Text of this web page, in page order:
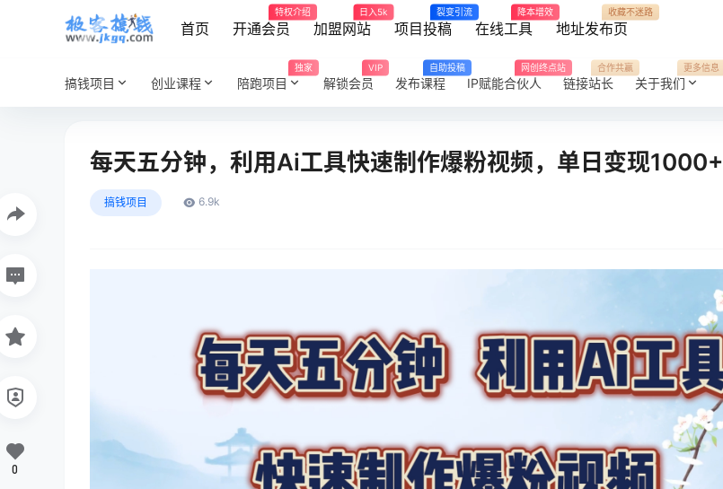
首页 开通会员
特权介绍
加盟网站
日入5k
项目投稿
裂变引流
在线工具
降本增效
地址发布页
收藏不迷路
搞钱项目 创业课程 陪跑项目
独家
解锁会员
VIP
发布课程
自助投稿
IP赋能合伙人
网创终点站
链接站长
合作共赢
关于我们
更多信息
每天五分钟，利用Ai工具快速制作爆粉视频，单日变现1000+
搞钱项目 6.9k
0